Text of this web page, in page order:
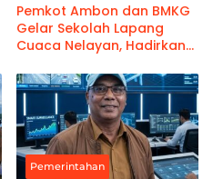
Pemkot Ambon dan BMKG
Gelar Sekolah Lapang
Cuaca Nelayan, Hadirkan
Pemerintahan